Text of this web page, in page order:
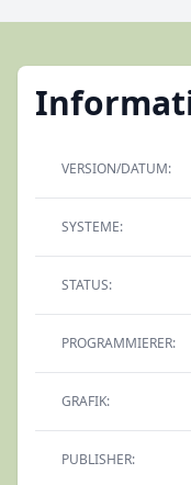
VERSION/DATUM:
SYSTEME:
STATUS:
PROGRAMMIERER:
GRAFIK:
PUBLISHER: